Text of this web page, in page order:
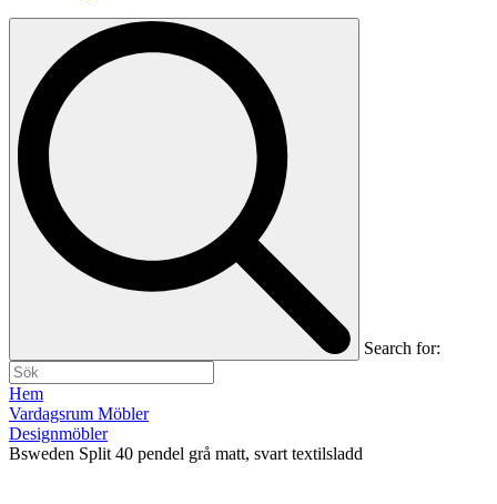
Search for:
Hem
Vardagsrum Möbler
Designmöbler
Bsweden Split 40 pendel grå matt, svart textilsladd